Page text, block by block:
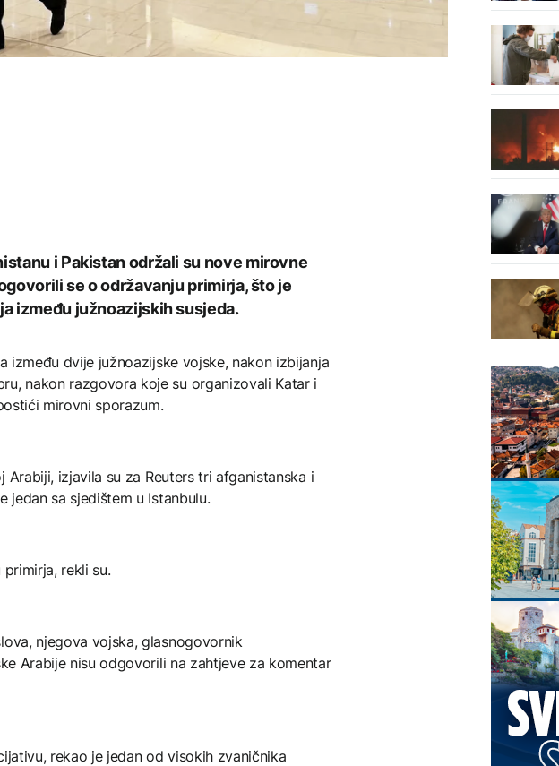
i Pakistan održali su nove mirovne
se o održavanju primirja, što je
između južnoazijskih susjeda.
između dvije južnoazijske vojske, nakon izbijanja
nakon razgovora koje su organizovali Katar i
mirovni sporazum.
izjavila su za Reuters tri afganistanska i
jedan sa sjedištem u Istanbulu.
rekli su.
njegova vojska, glasnogovornik
Arabije nisu odgovorili na zahtjeve za komentar
rekao je jedan od visokih zvaničnika